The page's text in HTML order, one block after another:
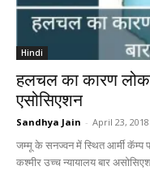
Hindi
हलचल का कारण
एसोसिएशन
Sandhya Jain - April 23, 2018
जम्मू के सनज्वन में स्थित आर्मी कॅम्प
कश्मीर उच्च न्यायालय बार